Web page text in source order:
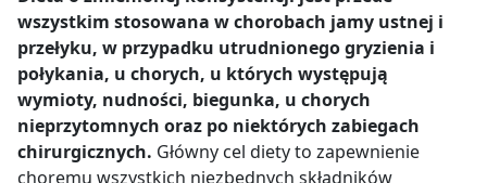
wszystkim stosowana w chorobach jamy ustnej i
przełyku, w przypadku utrudnionego gryzienia i
połykania, u chorych, u których występują
wymioty, nudności, biegunka, u chorych
nieprzytomnych oraz po niektórych zabiegach
chirurgicznych. Główny cel diety to zapewnienie
choremu wszystkich niezbędnych składników